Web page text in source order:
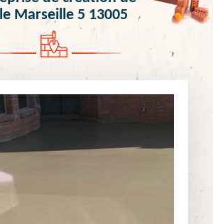
Marseille 5 13005